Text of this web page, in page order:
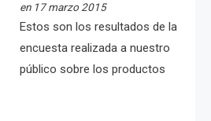
en 17 marzo 2015
Estos son los resultados de la
encuesta realizada a nuestro
público sobre los productos